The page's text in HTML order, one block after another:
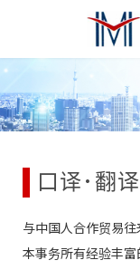
口译･翻译
与中国人合作贸易往
本事务所有经验丰